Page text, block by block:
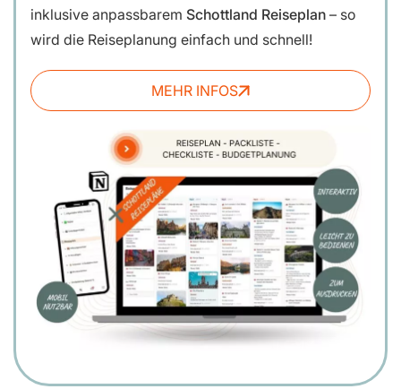
inklusive anpassbarem Schottland Reiseplan – so
wird die Reiseplanung einfach und schnell!
MEHR INFOS